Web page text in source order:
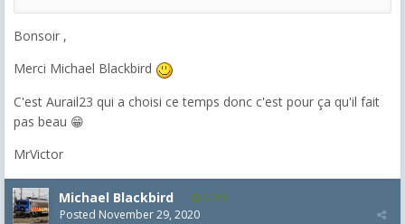
Bonsoir ,
Merci Michael Blackbird
C'est Aurail23 qui a choisi ce temps donc c'est pour ça qu'il fait
pas beau 😁
MrVictor
Michael Blackbird 5,718
Posted November 29, 2020